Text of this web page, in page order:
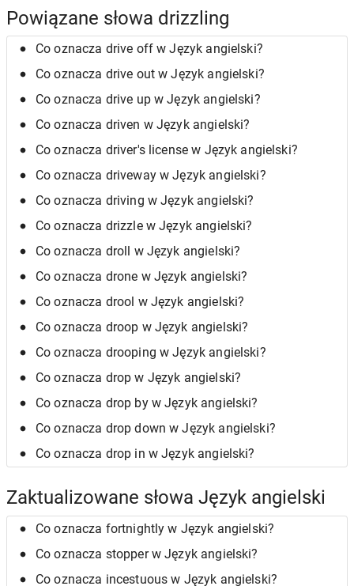
Powiązane słowa drizzling
Co oznacza drive off w Język angielski?
Co oznacza drive out w Język angielski?
Co oznacza drive up w Język angielski?
Co oznacza driven w Język angielski?
Co oznacza driver's license w Język angielski?
Co oznacza driveway w Język angielski?
Co oznacza driving w Język angielski?
Co oznacza drizzle w Język angielski?
Co oznacza droll w Język angielski?
Co oznacza drone w Język angielski?
Co oznacza drool w Język angielski?
Co oznacza droop w Język angielski?
Co oznacza drooping w Język angielski?
Co oznacza drop w Język angielski?
Co oznacza drop by w Język angielski?
Co oznacza drop down w Język angielski?
Co oznacza drop in w Język angielski?
Zaktualizowane słowa Język angielski
Co oznacza fortnightly w Język angielski?
Co oznacza stopper w Język angielski?
Co oznacza incestuous w Język angielski?